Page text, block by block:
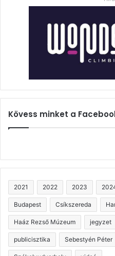
Kövess minket a
2021 2022 2023
Budapest Csíkszereda
Haáz Rezső Múzeum jegyzet
publicisztika Sebestyén Péter